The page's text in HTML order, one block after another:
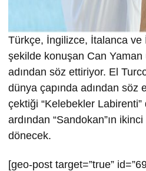
Türkçe, İngilizce, İtalanca ve
şekilde konuşan Can
adından söz ettiriyor. El
dünya çapında adından söz
çektiği “Kelebekler Labirenti”
ardından “Sandokan”ın
dönecek.
[geo-post target=”true”